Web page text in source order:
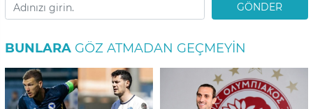
GÖNDER
BUNLARA GÖZ ATMADAN GEÇMEYIN